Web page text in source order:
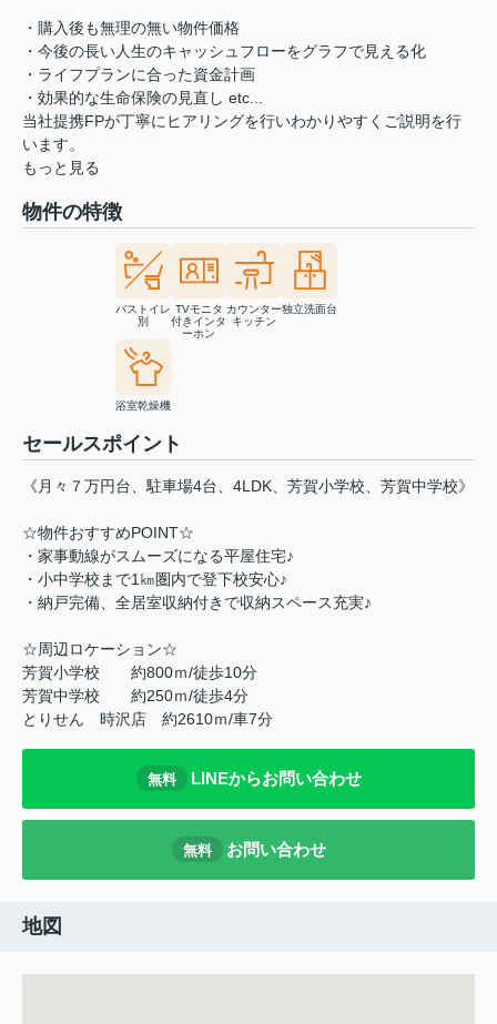
・購入後も無理の無い物件価格
・今後の長い人生のキャッシュフローをグラフで見える化
・ライフプランに合った資金計画
・効果的な生命保険の見直し etc...
当社提携FPが丁寧にヒアリングを行いわかりやすくご説明を行
います。
もっと見る
物件の特徴
バストイレ
別
TVモニタ
付きインタ
ーホン
カウンター
キッチン
独立洗面台
浴室乾燥機
セールスポイント
《月々７万円台、駐車場4台、4LDK、芳賀小学校、芳賀中学校》
☆物件おすすめPOINT☆
・家事動線がスムーズになる平屋住宅♪
・小中学校まで1㎞圏内で登下校安心♪
・納戸完備、全居室収納付きで収納スペース充実♪
☆周辺ロケーション☆
芳賀小学校 約800ｍ/徒歩10分
芳賀中学校 約250ｍ/徒歩4分
とりせん 時沢店 約2610ｍ/車7分
無料 LINEからお問い合わせ
無料 お問い合わせ
地図